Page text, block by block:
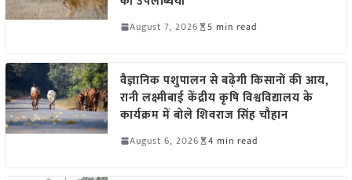
August 7, 2026 5 min read
वैज्ञानिक पशुपालन से बढ़ेगी किसानों की आय,
रानी लक्ष्मीबाई केंद्रीय कृषि विश्वविद्यालय के
कार्यक्रम में बोले शिवराज सिंह चौहान
August 6, 2026 4 min read